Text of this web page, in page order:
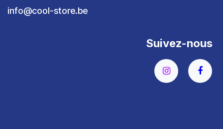
info@cool-store.be
Suivez-nous